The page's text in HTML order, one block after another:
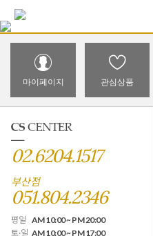
마이페이지 관심상품
02.6204.1517
부산점
051.804.2346
평일 AM 10:00 ~ PM 20:00
토·일 AM 10:00 ~ PM 17:00